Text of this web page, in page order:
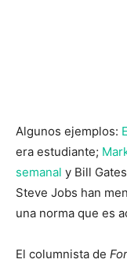
Algunos ejemplos:
era estudiante;
semanal y Bill
Steve Jobs han
una norma que es
El columnista de